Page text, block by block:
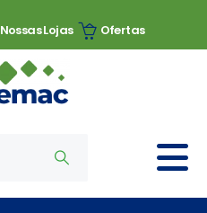
Nossas Lojas Ofertas